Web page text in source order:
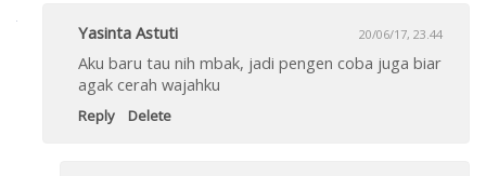
Yasinta Astuti 20/06/17, 23.44
Aku baru tau nih mbak, jadi pengen coba juga biar
agak cerah wajahku
Reply Delete